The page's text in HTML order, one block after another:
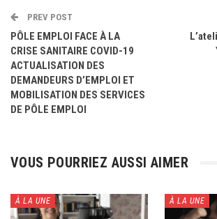
PREV POST
PÔLE EMPLOI FACE À LA
CRISE SANITAIRE COVID-19
ACTUALISATION DES
DEMANDEURS D’EMPLOI ET
MOBILISATION DES SERVICES
DE PÔLE EMPLOI
VOUS POURRIEZ AUSSI AIMER
À LA UNE À LA UNE